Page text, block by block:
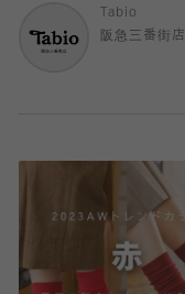
Tabio
阪急三番街店